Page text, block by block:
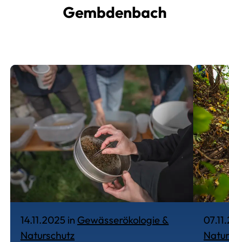
Gembdenbach
14.11.2025 in Gewässerökologie &
NaturschutzVeröffentlich am 14. November